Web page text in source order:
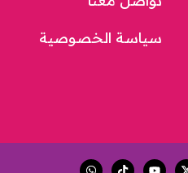
سياسة الخصوصية